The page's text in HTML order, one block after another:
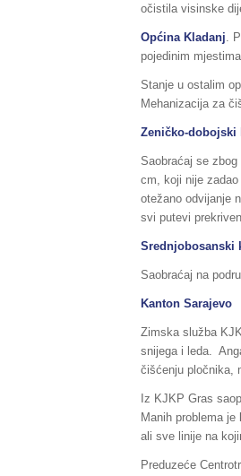
očistila visinske
Općina Kladanj .
pojedinim mjestima.
Stanje u ostalim
Mehanizacija za
Zeničko-dobojski
Saobraćaj se
cm, koji nije
otežano odvijanje
svi putevi
Srednjobosanski
Saobraćaj na
Kanton Sarajevo
Zimska služba
snijega i leda.
čišćenju pločnika,
Iz KJKP Gras
Manih problema
ali sve linije na
Preduzeće